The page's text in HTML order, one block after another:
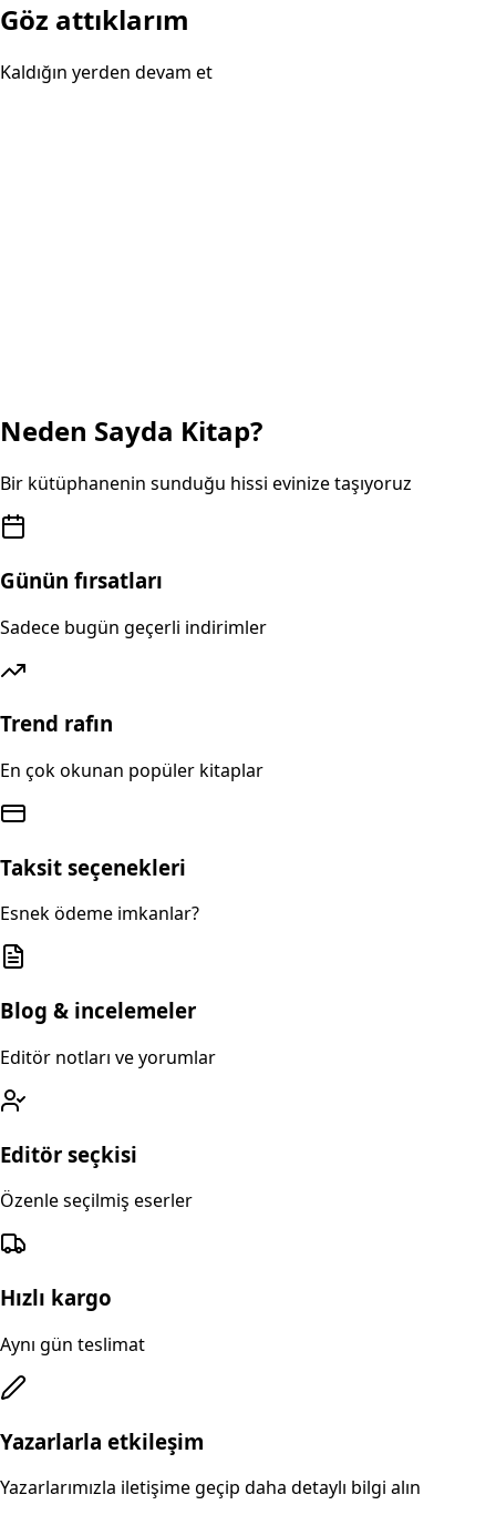
Göz attıklarım
Kaldığın yerden devam et
Neden Sayda Kitap?
Bir kütüphanenin sunduğu hissi evinize taşıyoruz
Günün fırsatları
Sadece bugün geçerli indirimler
Trend rafın
En çok okunan popüler kitaplar
Taksit seçenekleri
Esnek ödeme imkanlar?
Blog & incelemeler
Editör notları ve yorumlar
Editör seçkisi
Özenle seçilmiş eserler
Hızlı kargo
Aynı gün teslimat
Yazarlarla etkileşim
Yazarlarımızla iletişime geçip daha detaylı bilgi alın